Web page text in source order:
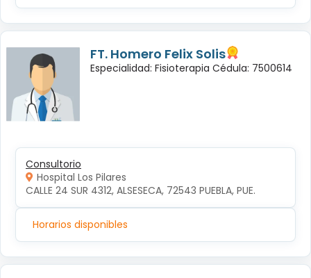
FT. Homero Felix Solis
Especialidad: Fisioterapia Cédula: 7500614
Consultorio
Hospital Los Pilares
CALLE 24 SUR 4312, ALSESECA, 72543 PUEBLA, PUE.
Horarios disponibles